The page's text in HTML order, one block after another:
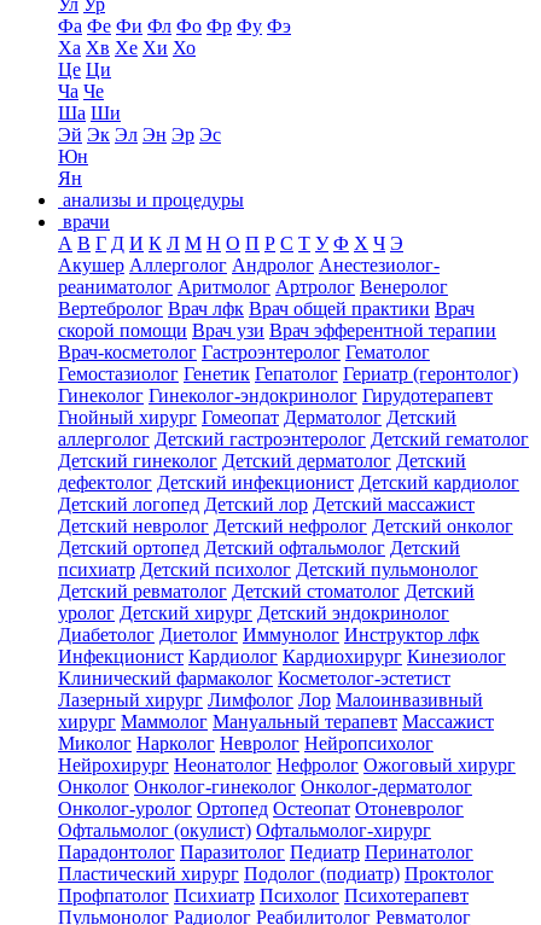
Ул Ур
Фа Фе Фи Фл Фо Фр Фу Фэ
Ха Хв Хе Хи Хо
Це Ци
Ча Че
Ша Ши
Эй Эк Эл Эн Эр Эс
Юн
Ян
анализы и процедуры
врачи
А В Г Д И К Л М Н О П Р С Т У Ф Х Ч Э
Акушер Аллерголог Андролог Анестезиолог-
реаниматолог Аритмолог Артролог Венеролог
Вертебролог Врач лфк Врач общей практики Врач
скорой помощи Врач узи Врач эфферентной терапии
Врач-косметолог Гастроэнтеролог Гематолог
Гемостазиолог Генетик Гепатолог Гериатр (геронтолог)
Гинеколог Гинеколог-эндокринолог Гирудотерапевт
Гнойный хирург Гомеопат Дерматолог Детский
аллерголог Детский гастроэнтеролог Детский гематолог
Детский гинеколог Детский дерматолог Детский
дефектолог Детский инфекционист Детский кардиолог
Детский логопед Детский лор Детский массажист
Детский невролог Детский нефролог Детский онколог
Детский ортопед Детский офтальмолог Детский
психиатр Детский психолог Детский пульмонолог
Детский ревматолог Детский стоматолог Детский
уролог Детский хирург Детский эндокринолог
Диабетолог Диетолог Иммунолог Инструктор лфк
Инфекционист Кардиолог Кардиохирург Кинезиолог
Клинический фармаколог Косметолог-эстетист
Лазерный хирург Лимфолог Лор Малоинвазивный
хирург Маммолог Мануальный терапевт Массажист
Миколог Нарколог Невролог Нейропсихолог
Нейрохирург Неонатолог Нефролог Ожоговый хирург
Онколог Онколог-гинеколог Онколог-дерматолог
Онколог-уролог Ортопед Остеопат Отоневролог
Офтальмолог (окулист) Офтальмолог-хирург
Парадонтолог Паразитолог Педиатр Перинатолог
Пластический хирург Подолог (подиатр) Проктолог
Профпатолог Психиатр Психолог Психотерапевт
Пульмонолог Радиолог Реабилитолог Ревматолог